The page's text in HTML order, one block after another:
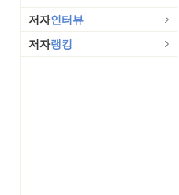
저자인터뷰
저자랭킹